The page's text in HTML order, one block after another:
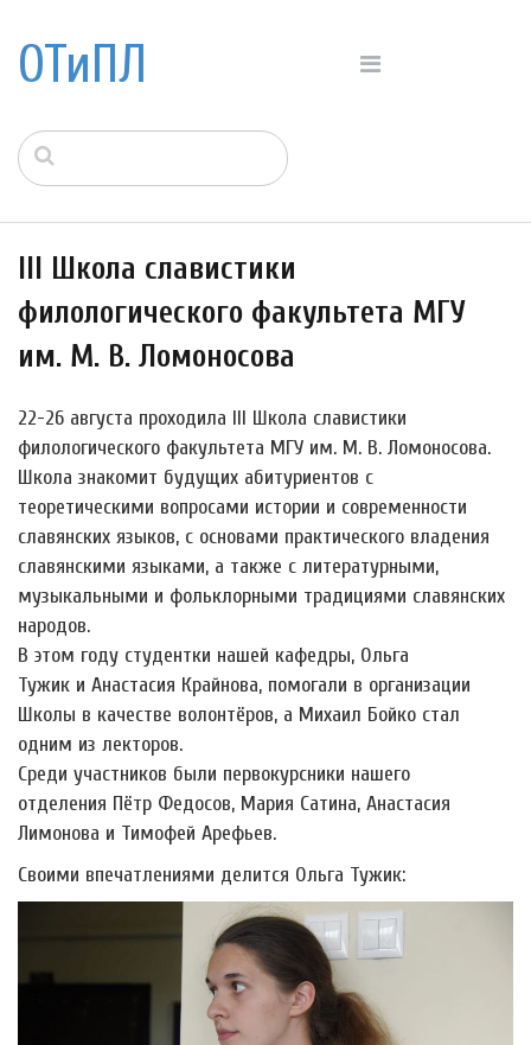
ОТиПЛ
III Школа славистики
филологического факультета МГУ
им. М. В. Ломоносова
22-26 августа проходила III Школа славистики
филологического факультета МГУ им. М. В. Ломоносова.
Школа знакомит будущих абитуриентов с
теоретическими вопросами истории и современности
славянских языков, с основами практического владения
славянскими языками, а также с литературными,
музыкальными и фольклорными традициями славянских
народов.
В этом году студентки нашей кафедры, Ольга
Тужик и Анастасия Крайнова, помогали в организации
Школы в качестве волонтёров, а Михаил Бойко стал
одним из лекторов.
Среди участников были первокурсники нашего
отделения Пётр Федосов, Мария Сатина, Анастасия
Лимонова и Тимофей Арефьев.
Своими впечатлениями делится Ольга Тужик: